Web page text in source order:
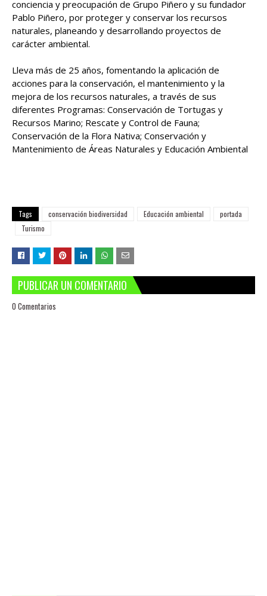
conciencia y preocupación de Grupo Piñero y su fundador
Pablo Piñero, por proteger y conservar los recursos
naturales, planeando y desarrollando proyectos de
carácter ambiental.
Lleva más de 25 años, fomentando la aplicación de
acciones para la conservación, el mantenimiento y la
mejora de los recursos naturales, a través de sus
diferentes Programas: Conservación de Tortugas y
Recursos Marino; Rescate y Control de Fauna;
Conservación de la Flora Nativa; Conservación y
Mantenimiento de Áreas Naturales y Educación Ambiental
Tags conservación biodiversidad Educación ambiental
portada
Turismo
PUBLICAR UN COMENTARIO
0 Comentarios